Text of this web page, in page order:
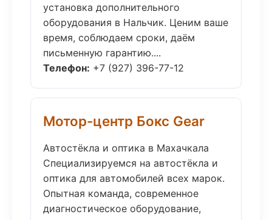
установка дополнительного
оборудования в Нальчик. Ценим ваше
время, соблюдаем сроки, даём
письменную гарантию....
Телефон: +7 (927) 396-77-12
Мотор-центр Бокс Gear
Автостёкла и оптика в Махачкала
Специализируемся на автостёкла и
оптика для автомобилей всех марок.
Опытная команда, современное
диагностическое оборудование,